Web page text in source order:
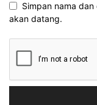
Simpan nama
akan datang.